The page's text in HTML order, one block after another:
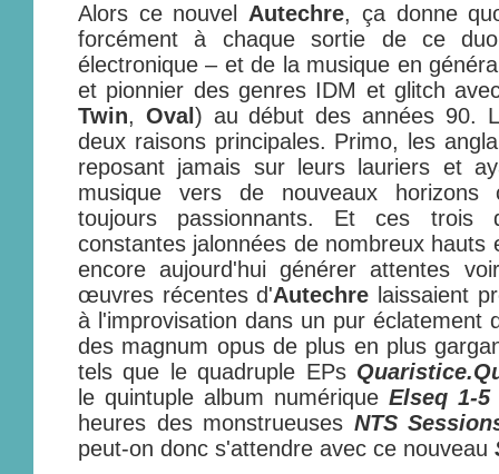
Alors ce nouvel Autechre, ça donne
forcément à chaque sortie de ce
électronique – et de la musique en
et pionnier des genres IDM et glitch
Twin, Oval ) au début des années 90.
deux raisons principales. Primo, les
reposant jamais sur leurs lauriers et
musique vers de nouveaux
toujours passionnants. Et ces trois
constantes jalonnées de nombreux hauts
encore aujourd'hui générer attentes
œuvres récentes d'Autechre laissaient
à l'improvisation dans un pur éclatement
des magnum opus de plus en plus
tels que le quadruple EPs
le quintuple album numérique Elseq 1-5
heures des monstrueuses NTS
peut-on donc s'attendre avec ce nouveau